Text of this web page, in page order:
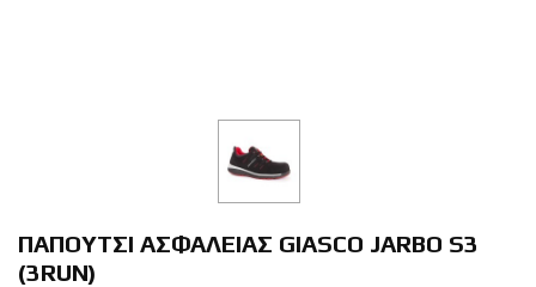
ΠΑΠΟΥΤΣΙ ΑΣΦΑΛΕΙΑΣ GIASCO JARBO S3
(3RUN)